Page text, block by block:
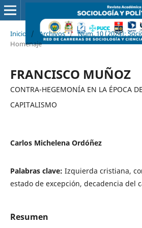
Inicio / Archivos / Núm. 10 (2024):
Homenaje
FRANCISCO MUÑOZ
CONTRA-HEGEMONÍA EN LA ÉPOCA
CAPITALISMO
Carlos Michelena Ordóñez
Palabras clave: Izquierda cristiana,
estado de excepción, decadencia del
Resumen